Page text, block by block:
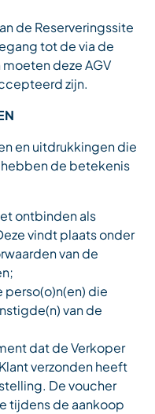
de Reserveringssite
tot de via de
deze AGV
zijn.
en uitdrukkingen die
de betekenis
ontbinden als
vindt plaats onder
van de
perso(o)n(en) die
van de
dat de Verkoper
verzonden heeft
De voucher
tijdens de aankoop